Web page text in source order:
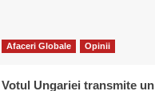
Afaceri Globale Opinii
Votul Ungariei transmite un